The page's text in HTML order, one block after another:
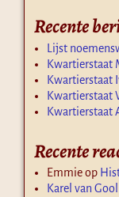
Recente
Lijst
Kwartierstaat
Kwartierstaat
Kwartierstaat
Kwartierstaat
Recente
Emmieop
Karel van Gool